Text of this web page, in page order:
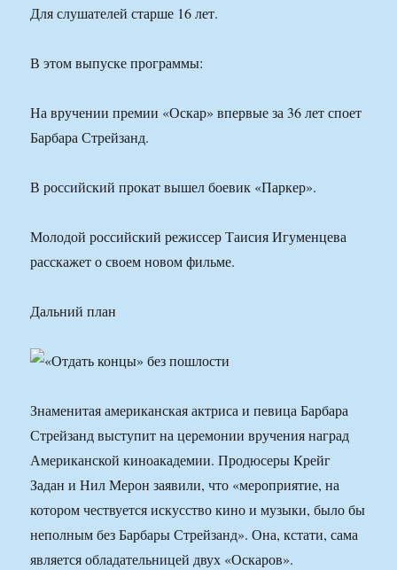
Для слушателей старше 16 лет.
В этом выпуске программы:
На вручении премии «Оскар» впервые за 36 лет споет
Барбара Стрейзанд.
В российский прокат вышел боевик «Паркер».
Молодой российский режиссер Таисия Игуменцева
расскажет о своем новом фильме.
Дальний план
Знаменитая американская актриса и певица Барбара
Стрейзанд выступит на церемонии вручения наград
Американской киноакадемии. Продюсеры Крейг
Задан и Нил Мерон заявили, что «мероприятие, на
котором чествуется искусство кино и музыки, было бы
неполным без Барбары Стрейзанд». Она, кстати, сама
является обладательницей двух «Оскаров».